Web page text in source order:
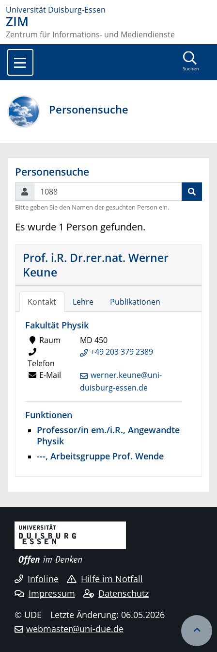
Universität Duisburg-Essen
ZIM
Zentrum für Informations- und Mediendienste
Suchen
Personensuche
Personensuche
Suchen
Bitte geben Sie den Namen der gesuchten Person ein.
Es wurde 1 Person gefunden.
Prof. i.R. Dr.rer.nat. Werner
Keune
Kontakt Lehre Publikationen
Fakultät Physik
Raum MD 450
Telefon
+49 203 379 2389
E-Mail
werner.keune@uni-
duisburg-essen.de
Funktionen
Professor/in em./i.R., Angewandte
Physik
---, Arbeitsgruppe Prof. Wende
Infoline
Hilfe im Notfall
Impressum
Datenschutz
© UDE
Letzte Änderung: 06.05.2026
webmaster@uni-due.de